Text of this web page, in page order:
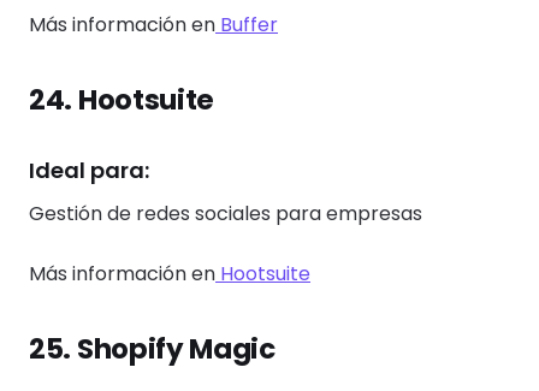
Más información en Buffer
24. Hootsuite
Ideal para:
Gestión de redes sociales para empresas
Más información en Hootsuite
25. Shopify Magic